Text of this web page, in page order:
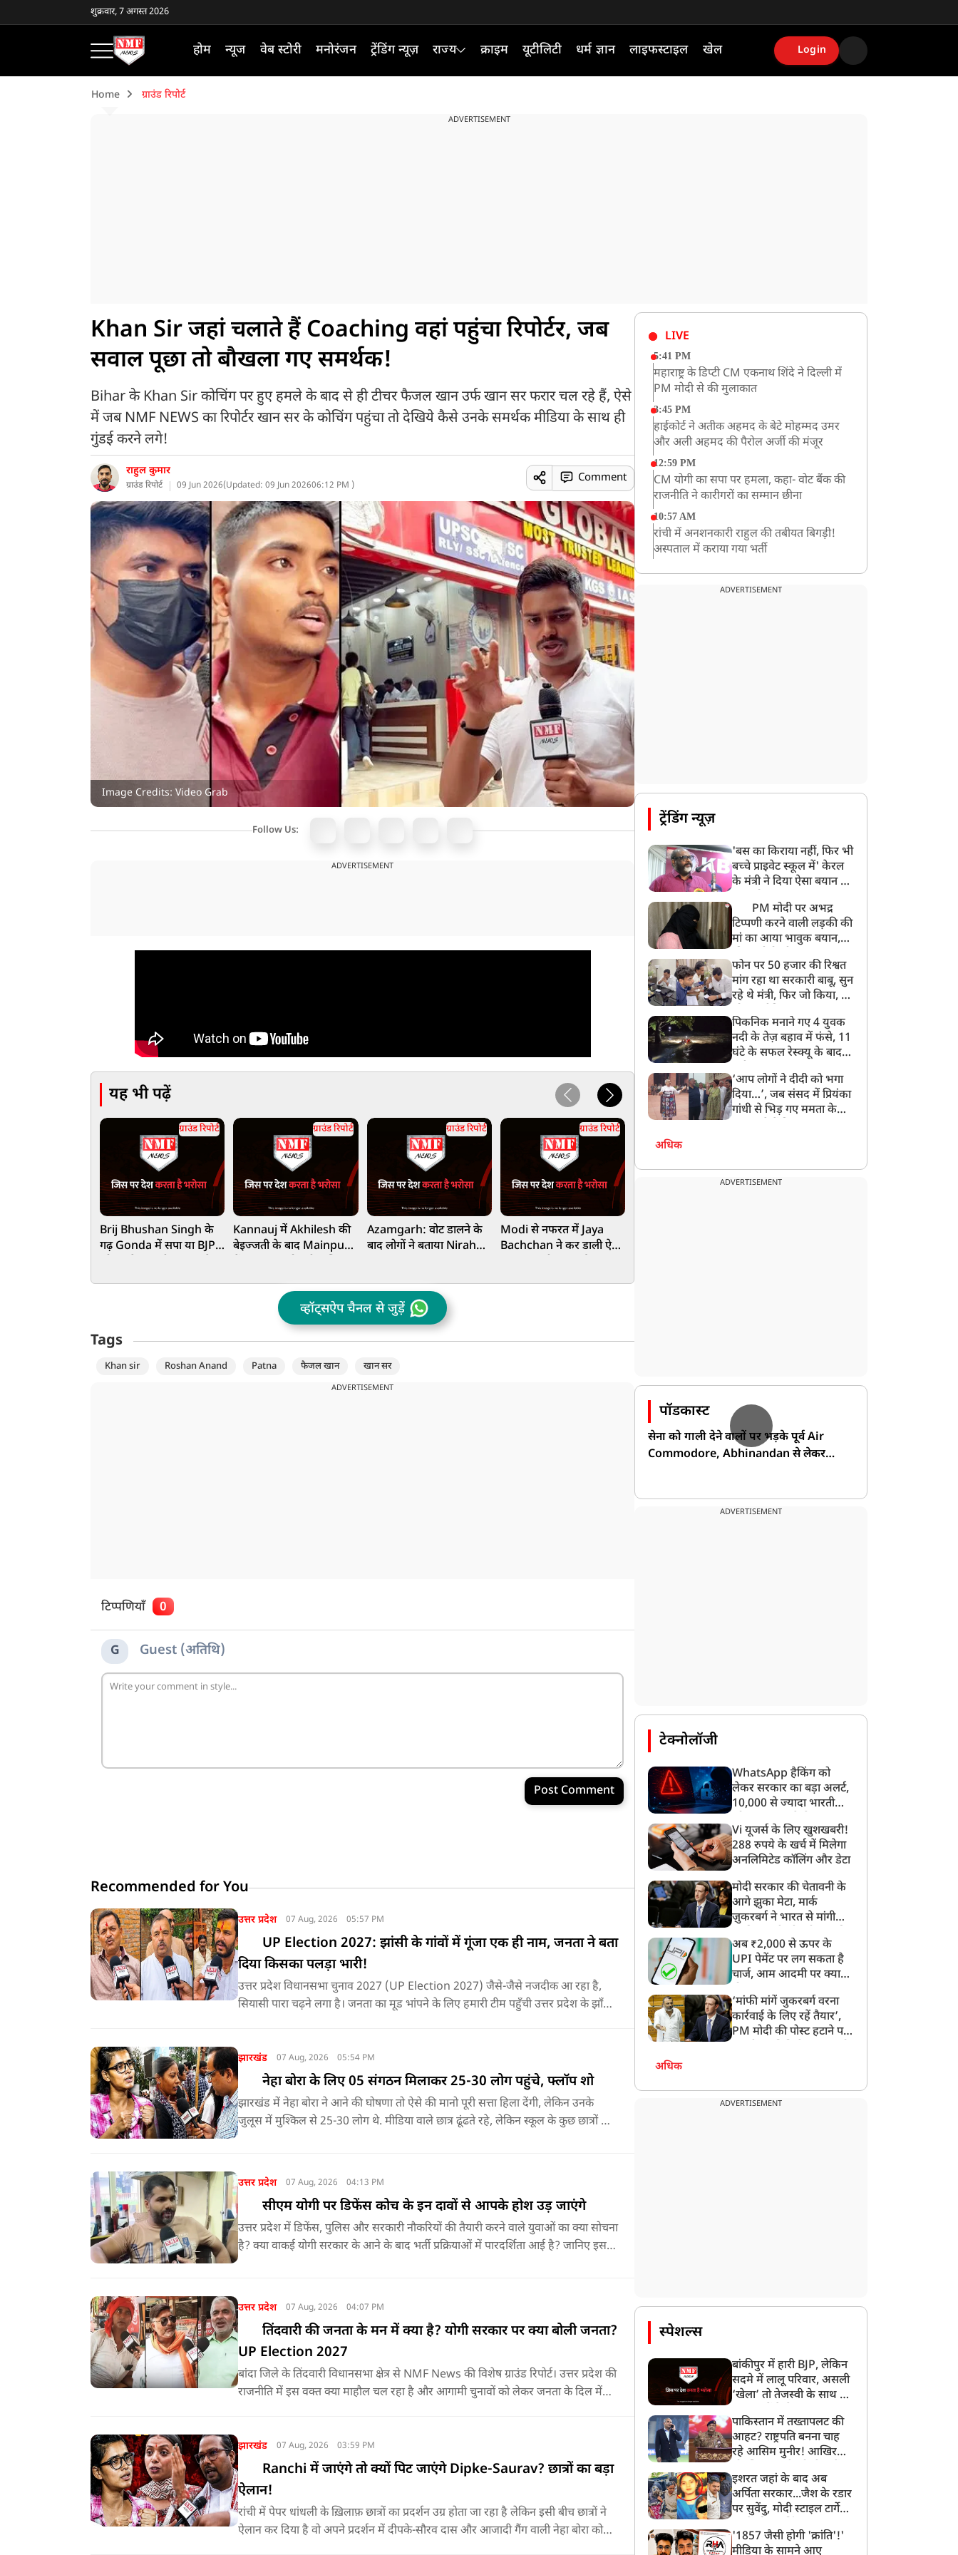
शुक्रवार, 7 अगस्त 2026
होम न्यूज वेब स्टोरी मनोरंजन ट्रेंडिंग न्यूज़ राज्य क्राइम यूटीलिटी धर्म ज्ञान लाइफस्टाइल खेल Login
Home ग्राउंड रिपोर्ट
ADVERTISEMENT
Khan Sir जहां चलाते हैं Coaching वहां पहुंचा रिपोर्टर, जब
सवाल पूछा तो बौखला गए समर्थक!
Bihar के Khan Sir कोचिंग पर हुए हमले के बाद से ही टीचर फैजल खान उर्फ खान सर फरार चल रहे हैं, ऐसे
में जब NMF NEWS का रिपोर्टर खान सर के कोचिंग पहुंचा तो देखिये कैसे उनके समर्थक मीडिया के साथ ही
गुंडई करने लगे!
राहुल कुमार
ग्राउंड रिपोर्ट 09 Jun 2026(Updated: 09 Jun 202606:12 PM )
Comment
Image Credits: Video Grab
Follow Us:
ADVERTISEMENT
यह भी पढ़ें
ग्राउंड रिपोर्ट
Brij Bhushan Singh के
गढ़ Gonda में सपा या BJP?
ग्राउंड रिपोर्ट
Kannauj में Akhilesh की
बेइज्जती के बाद Mainpuri
ग्राउंड रिपोर्ट
Azamgarh: वोट डालने के
बाद लोगों ने बताया Nirahua
ग्राउंड रिपोर्ट
Modi से नफरत में Jaya
Bachchan ने कर डाली ऐसी
कांप जाएगी!
व्हॉट्सऐप चैनल से जुड़ें
Tags
Khan sir Roshan Anand Patna फैजल खान खान सर
ADVERTISEMENT
टिप्पणियाँ 0
G Guest (अतिथि)
Post Comment
Recommended for You
उत्तर प्रदेश 07 Aug, 2026 05:57 PM
UP Election 2027: झांसी के गांवों में गूंजा एक ही नाम, जनता ने बता
दिया किसका पलड़ा भारी!
उत्तर प्रदेश विधानसभा चुनाव 2027 (UP Election 2027) जैसे-जैसे नजदीक आ रहा है,
सियासी पारा चढ़ने लगा है। जनता का मूड भांपने के लिए हमारी टीम पहुँची उत्तर प्रदेश के झाँसी
व्यवस्था, सड़क, बिजली और सुरक्षा को लेकर जनता की क्या राय है।
झारखंड 07 Aug, 2026 05:54 PM
नेहा बोरा के लिए 05 संगठन मिलाकर 25-30 लोग पहुंचे, फ्लॉप शो
झारखंड में नेहा बोरा ने आने की घोषणा तो ऐसे की मानो पूरी सत्ता हिला देंगी, लेकिन उनके
जुलूस में मुश्किल से 25-30 लोग थे. मीडिया वाले छात्र ढूंढते रहे, लेकिन स्कूल के कुछ छात्रों को
उत्तर प्रदेश 07 Aug, 2026 04:13 PM
सीएम योगी पर डिफेंस कोच के इन दावों से आपके होश उड़ जाएंगे
उत्तर प्रदेश में डिफेंस, पुलिस और सरकारी नौकरियों की तैयारी करने वाले युवाओं का क्या सोचना
है? क्या वाकई योगी सरकार के आने के बाद भर्ती प्रक्रियाओं में पारदर्शिता आई है? जानिए इस
उत्तर प्रदेश 07 Aug, 2026 04:07 PM
तिंदवारी की जनता के मन में क्या है? योगी सरकार पर क्या बोली जनता?
UP Election 2027
बांदा जिले के तिंदवारी विधानसभा क्षेत्र से NMF News की विशेष ग्राउंड रिपोर्ट। उत्तर प्रदेश की
राजनीति में इस वक्त क्या माहौल चल रहा है और आगामी चुनावों को लेकर जनता के दिल में
झारखंड 07 Aug, 2026 03:59 PM
Ranchi में जाएंगे तो क्यों पिट जाएंगे Dipke-Saurav? छात्रों का बड़ा
ऐलान!
रांची में पेपर धांधली के ख़िलाफ़ छात्रों का प्रदर्शन उग्र होता जा रहा है लेकिन इसी बीच छात्रों ने
ऐलान कर दिया है वो अपने प्रदर्शन में दीपके-सौरव दास और आजादी गैंग वाली नेहा बोरा को
LIVE
5:41 PM
महाराष्ट्र के डिप्टी CM एकनाथ शिंदे ने दिल्ली में
PM मोदी से की मुलाकात
3:45 PM
हाईकोर्ट ने अतीक अहमद के बेटे मोहम्मद उमर
और अली अहमद की पैरोल अर्जी की मंजूर
12:59 PM
CM योगी का सपा पर हमला, कहा- वोट बैंक की
राजनीति ने कारीगरों का सम्मान छीना
10:57 AM
रांची में अनशनकारी राहुल की तबीयत बिगड़ी!
अस्पताल में कराया गया भर्ती
CBI का बड़ा खुलासा, NTA के एक्सपर्ट्स ने ही
ADVERTISEMENT
ट्रेंडिंग न्यूज़
'बस का किराया नहीं, फिर भी
बच्चे प्राइवेट स्कूल में' केरल
के मंत्री ने दिया ऐसा बयान की
PM मोदी पर अभद्र
टिप्पणी करने वाली लड़की की
मां का आया भावुक बयान,
बेटी को गोद लें प्रधानमंत्री
फोन पर 50 हजार की रिश्वत
मांग रहा था सरकारी बाबू, सुन
रहे थे मंत्री, फिर जो किया, वो
पिकनिक मनाने गए 4 युवक
नदी के तेज़ बहाव में फंसे, 11
घंटे के सफल रेस्क्यू के बाद
‘आप लोगों ने दीदी को भगा
दिया…’, जब संसद में प्रियंका
गांधी से भिड़ गए ममता के
अधिक
ADVERTISEMENT
पॉडकास्ट
सेना को गाली देने वालों पर भड़के पूर्व Air
Commodore, Abhinandan से लेकर
ADVERTISEMENT
टेक्नोलॉजी
WhatsApp हैकिंग को
लेकर सरकार का बड़ा अलर्ट,
10,000 से ज्यादा भारतीयों
गया
Vi यूजर्स के लिए खुशखबरी!
288 रुपये के खर्च में मिलेगा
अनलिमिटेड कॉलिंग और डेटा
मोदी सरकार की चेतावनी के
आगे झुका मेटा, मार्क
ज़ुकरबर्ग ने भारत से मांगी
अब ₹2,000 से ऊपर के
UPI पेमेंट पर लग सकता है
चार्ज, आम आदमी पर क्या
‘मांफी मांगें जुकरबर्ग वरना
कार्रवाई के लिए रहें तैयार’,
PM मोदी की पोस्ट हटाने पर
अधिक
ADVERTISEMENT
स्पेशल्स
बांकीपुर में हारी BJP, लेकिन
सदमे में लालू परिवार, असली
‘खेला’ तो तेजस्वी के साथ हो
पाकिस्तान में तख्तापलट की
आहट? राष्ट्रपति बनना चाह
रहे आसिम मुनीर! आखिर
बनाया मोहरा?
इशरत जहां के बाद अब
अर्पिता सरकार...जैश के रडार
पर सुवेंदु, मोदी स्टाइल टार्गेट
बड़ा एक्शन!
'1857 जैसी होगी 'क्रांति'!'
मीडिया के सामने आए